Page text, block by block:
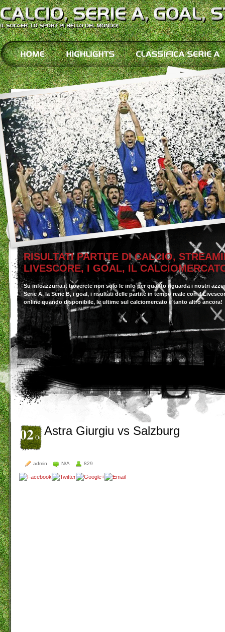
RISULTATI PARTITE DI CALCIO,
LIVESCORE, I GOAL, IL
Su infoazzurra.it troverete non solo le info per quanto riguarda i nostri
Serie A, la Serie B, i goal, i risultati delle partite in tempo reale con il
online quando disponibile, le ultime sul calciomercato e tanto altro ancora!
02Ott Astra Giurgiu vs Salzburg
admin N/A 829